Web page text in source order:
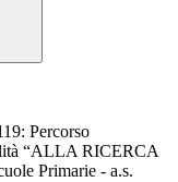
Percorso
“ALLA RICERCA
Primarie - a.s.